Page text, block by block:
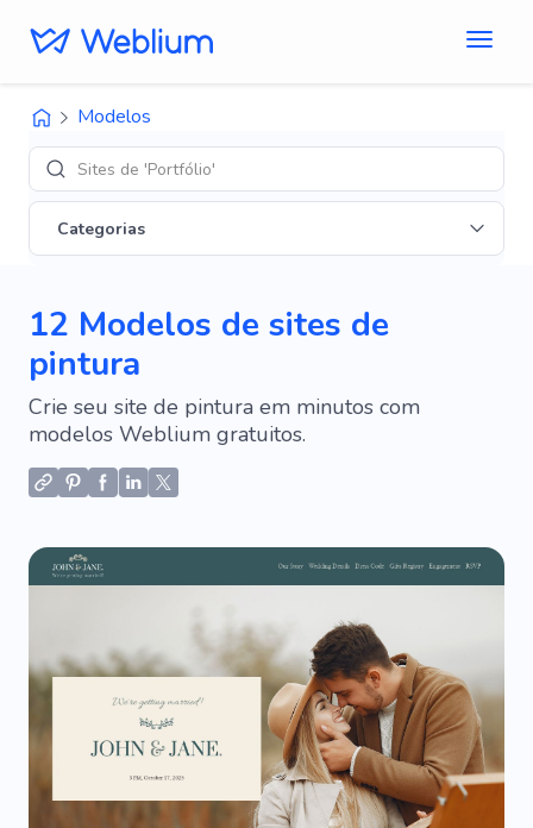
Modelos
Designs de
Categorias
12 Modelos de sites de
pintura
Crie seu site de pintura em minutos com
modelos Weblium gratuitos.